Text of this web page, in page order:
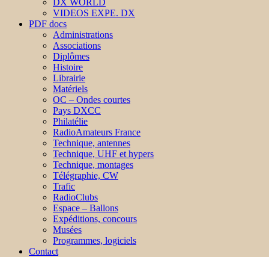
DX WORLD
VIDEOS EXPE. DX
PDF docs
Administrations
Associations
Diplômes
Histoire
Librairie
Matériels
OC – Ondes courtes
Pays DXCC
Philatélie
RadioAmateurs France
Technique, antennes
Technique, UHF et hypers
Technique, montages
Télégraphie, CW
Trafic
RadioClubs
Espace – Ballons
Expéditions, concours
Musées
Programmes, logiciels
Contact